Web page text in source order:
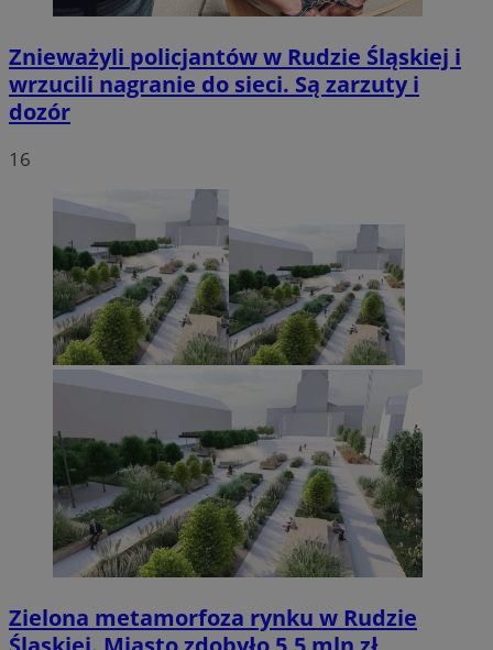
Znieważyli policjantów w Rudzie Śląskiej i
wrzucili nagranie do sieci. Są zarzuty i
dozór
16
Zielona metamorfoza rynku w Rudzie